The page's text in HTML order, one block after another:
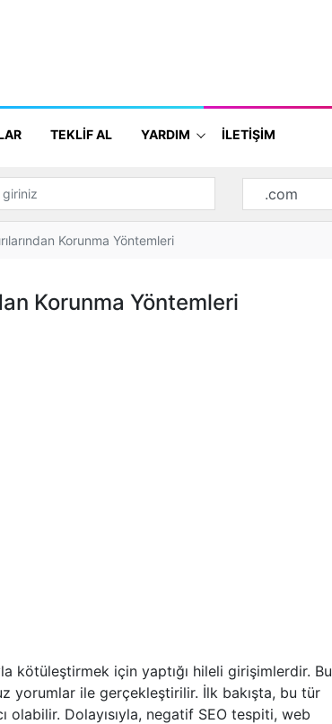
TEKLİF AL YARDIM İLETİŞİM
Korunma Yöntemleri
Korunma Yöntemleri
kötüleştirmek için yaptığı hileli girişimlerdir. Bu
yorumlar ile gerçekleştirilir. İlk bakışta, bu tür
olabilir. Dolayısıyla, negatif SEO tespiti, web